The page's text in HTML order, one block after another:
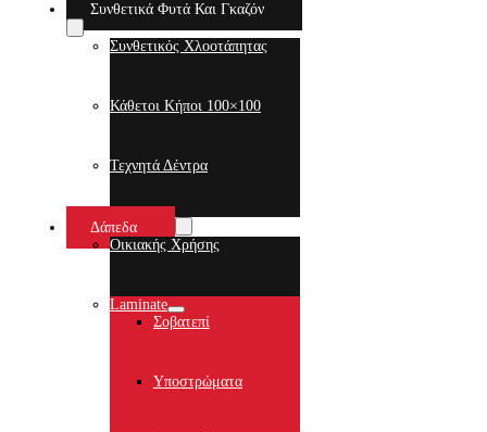
Συνθετικά Φυτά Και Γκαζόν
Συνθετικός Χλοοτάπητας
Κάθετοι Κήποι 100×100
Τεχνητά Δέντρα
Δάπεδα
Οικιακής Χρήσης
Laminate
Σοβατεπί
Υποστρώματα